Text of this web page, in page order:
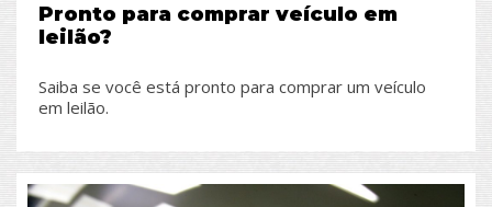
Pronto para comprar veículo em
leilão?
Saiba se você está pronto para comprar um veículo
em leilão.